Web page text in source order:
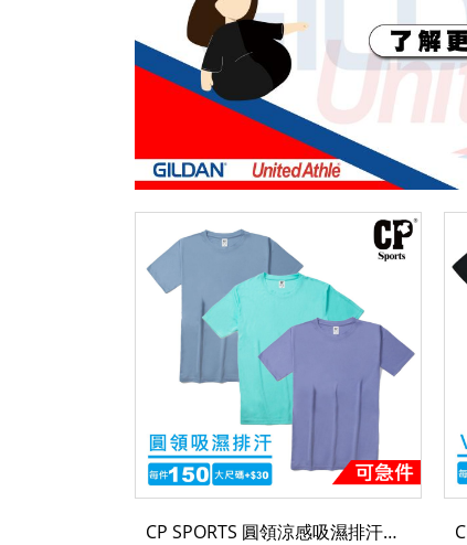
CP SPORTS 圓領涼感吸濕排汗休閒短袖T恤 CP101